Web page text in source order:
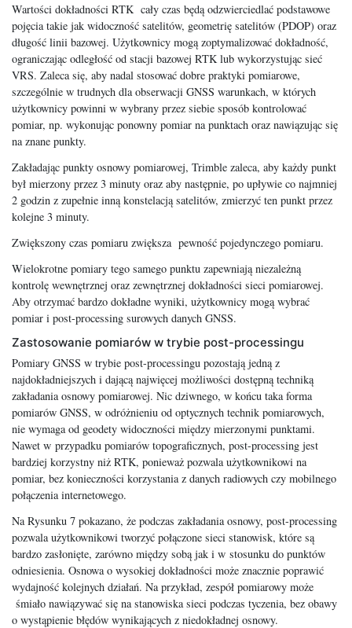
Wartości dokładności RTK cały czas będą odzwierciedlać podstawowe
pojęcia takie jak widoczność satelitów, geometrię satelitów (PDOP) oraz
długość linii bazowej. Użytkownicy mogą zoptymalizować dokładność,
ograniczając odległość od stacji bazowej RTK lub wykorzystując sieć
VRS. Zaleca się, aby nadal stosować dobre praktyki pomiarowe,
szczególnie w trudnych dla obserwacji GNSS warunkach, w których
użytkownicy powinni w wybrany przez siebie sposób kontrolować
pomiar, np. wykonując ponowny pomiar na punktach oraz nawiązując się
na znane punkty.
Zakładając punkty osnowy pomiarowej, Trimble zaleca, aby każdy punkt
był mierzony przez 3 minuty oraz aby następnie, po upływie co najmniej
2 godzin z zupełnie inną konstelacją satelitów, zmierzyć ten punkt przez
kolejne 3 minuty.
Zwiększony czas pomiaru zwiększa pewność pojedynczego pomiaru.
Wielokrotne pomiary tego samego punktu zapewniają niezależną
kontrolę wewnętrznej oraz zewnętrznej dokładności sieci pomiarowej.
Aby otrzymać bardzo dokładne wyniki, użytkownicy mogą wybrać
pomiar i post-processing surowych danych GNSS.
Zastosowanie pomiarów w trybie post-processingu
Pomiary GNSS w trybie post-processingu pozostają jedną z
najdokładniejszych i dającą najwięcej możliwości dostępną techniką
zakładania osnowy pomiarowej. Nic dziwnego, w końcu taka forma
pomiarów GNSS, w odróżnieniu od optycznych technik pomiarowych,
nie wymaga od geodety widoczności między mierzonymi punktami.
Nawet w przypadku pomiarów topograficznych, post-processing jest
bardziej korzystny niż RTK, ponieważ pozwala użytkownikowi na
pomiar, bez konieczności korzystania z danych radiowych czy mobilnego
połączenia internetowego.
Na Rysunku 7 pokazano, że podczas zakładania osnowy, post-processing
pozwala użytkownikowi tworzyć połączone sieci stanowisk, które są
bardzo zasłonięte, zarówno między sobą jak i w stosunku do punktów
odniesienia. Osnowa o wysokiej dokładności może znacznie poprawić
wydajność kolejnych działań. Na przykład, zespół pomiarowy może
śmiało nawiązywać się na stanowiska sieci podczas tyczenia, bez obawy
o wystąpienie błędów wynikających z niedokładnej osnowy.